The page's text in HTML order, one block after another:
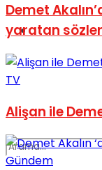
Podcast
Demet
yaratan sözler
TV
Alişan ile
Gündem